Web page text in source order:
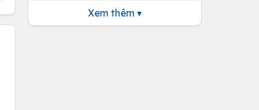
Xem thêm ▾